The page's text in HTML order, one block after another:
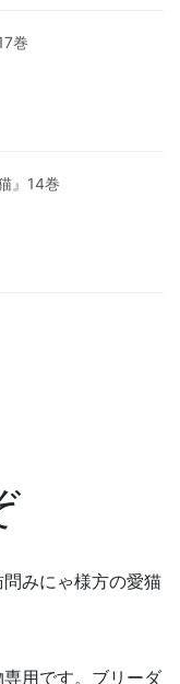
巻
』14巻
みにゃ様方の愛猫
用です。ブリーダ